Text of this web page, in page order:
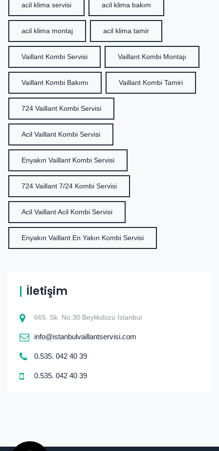
acil klima servisi acil klima bakım
acil klima montaj acil klima tamir
Vaillant Kombi Servisi Vaillant Kombi Montajı
Vaillant Kombi Bakımı Vaillant Kombi Tamiri
724 Vaillant Kombi Servisi
Acil Vaillant Kombi Servisi
Enyakın Vaillant Kombi Servisi
724 Vaillant 7/24 Kombi Servisi
Acil Vaillant Acil Kombi Servisi
Enyakın Vaillant En Yakın Kombi Servisi
İletişim
665. Sk. No:30 Beylikdüzü İstanbul
info@istanbulvaillantservisi.com
0.535. 042 40 39
0.535. 042 40 39